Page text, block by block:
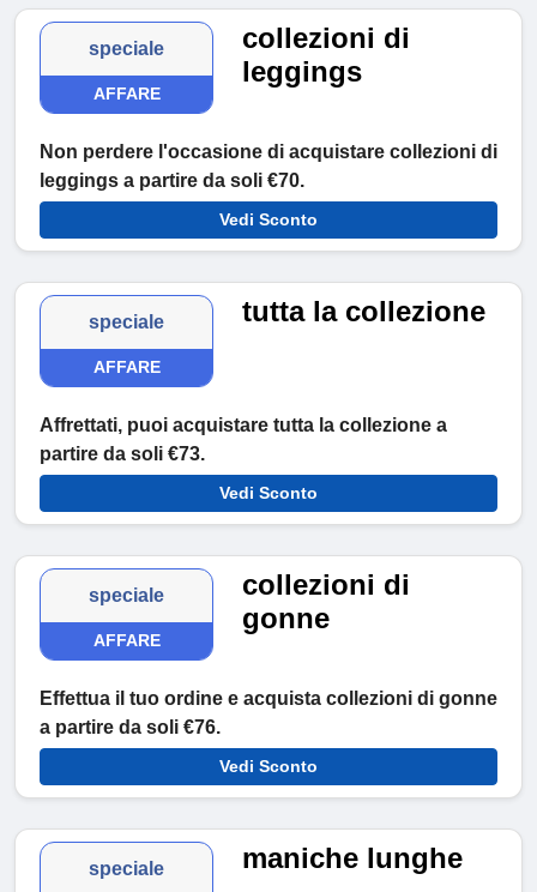
speciale
AFFARE
collezioni di
leggings
Non perdere l'occasione di acquistare collezioni di
leggings a partire da soli €70.
Vedi Sconto
speciale
AFFARE
tutta la collezione
Affrettati, puoi acquistare tutta la collezione a
partire da soli €73.
Vedi Sconto
speciale
AFFARE
collezioni di
gonne
Effettua il tuo ordine e acquista collezioni di gonne
a partire da soli €76.
Vedi Sconto
speciale maniche lunghe